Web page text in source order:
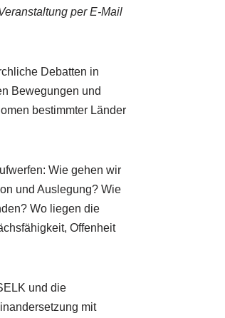
per E-Mail
Debatten in
Bewegungen und
bestimmter Länder
Wie gehen wir
und Auslegung? Wie
Wo liegen die
Offenheit
und die
mit